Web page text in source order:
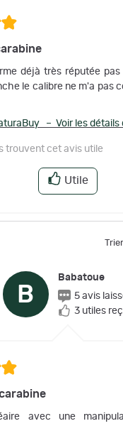
déjà très réputée
le calibre ne m'a pas
– Voir les détails
trouvent cet avis utile
Utile
B
Babatoue
5 avis
3 utiles
avec une